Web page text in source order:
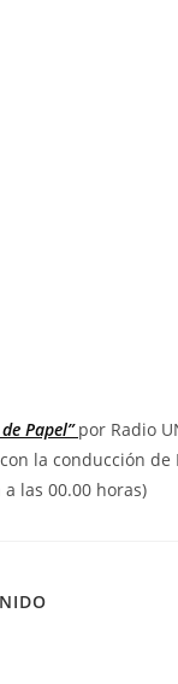
Papel” por Radio
con la conducción
las 00.00 horas)